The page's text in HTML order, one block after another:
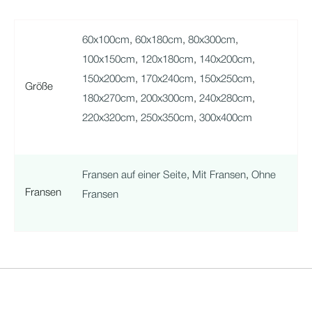
Größe
60x100cm, 60x180cm, 80x300cm,
100x150cm, 120x180cm, 140x200cm,
150x200cm, 170x240cm, 150x250cm,
180x270cm, 200x300cm, 240x280cm,
220x320cm, 250x350cm, 300x400cm
Fransen
Fransen auf einer Seite, Mit Fransen, Ohne
Fransen